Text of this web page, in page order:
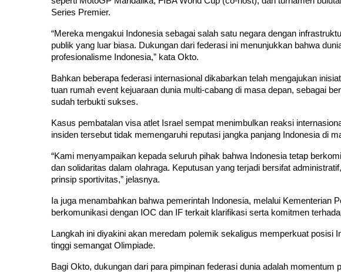
Series Premier.
“Mereka mengakui Indonesia sebagai salah satu negara dengan
publik yang luar biasa. Dukungan dari federasi ini menunjukkan bahwa
profesionalisme Indonesia,” kata Okto.
Bahkan beberapa federasi internasional dikabarkan telah mengajukan
tuan rumah event kejuaraan dunia multi-cabang di masa depan, sebagai
sudah terbukti sukses.
Kasus pembatalan visa atlet Israel sempat menimbulkan reaksi
insiden tersebut tidak memengaruhi reputasi jangka panjang Indonesia di
“Kami menyampaikan kepada seluruh pihak bahwa Indonesia tetap
dan solidaritas dalam olahraga. Keputusan yang terjadi bersifat
prinsip sportivitas,” jelasnya.
Ia juga menambahkan bahwa pemerintah Indonesia, melalui Kementerian
berkomunikasi dengan IOC dan IF terkait klarifikasi serta komitmen
Langkah ini diyakini akan meredam polemik sekaligus memperkuat posisi
tinggi semangat Olimpiade.
Bagi Okto, dukungan dari para pimpinan federasi dunia adalah momentum